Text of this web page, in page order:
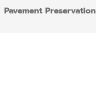
Pavement Preservation